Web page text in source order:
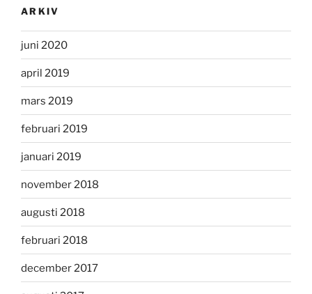
ARKIV
juni 2020
april 2019
mars 2019
februari 2019
januari 2019
november 2018
augusti 2018
februari 2018
december 2017